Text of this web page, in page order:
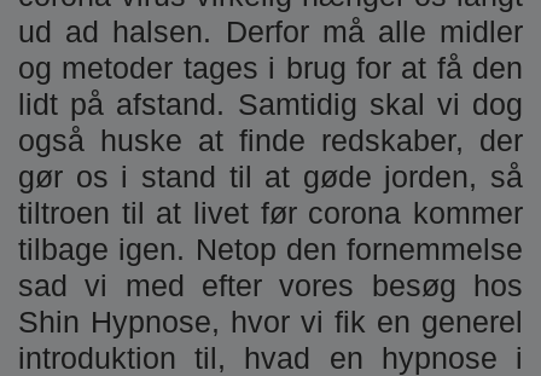
ud ad halsen. Derfor må alle midler
og metoder tages i brug for at få den
lidt på afstand. Samtidig skal vi dog
også huske at finde redskaber, der
gør os i stand til at gøde jorden, så
tiltroen til at livet før corona kommer
tilbage igen. Netop den fornemmelse
sad vi med efter vores besøg hos
Shin Hypnose, hvor vi fik en generel
introduktion til, hvad en hypnose i